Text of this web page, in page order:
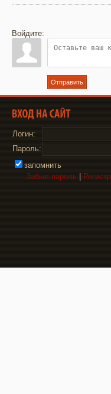
Войдите:
Отправить
Логин:
Пароль:
запомнить
Забыл пароль